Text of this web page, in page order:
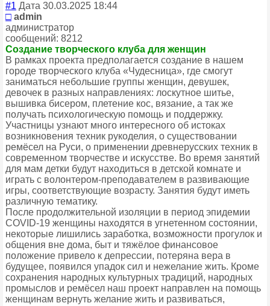
#1 Дата 30.03.2025 18:44
□ admin
администратор
сообщений: 8212
Создание творческого клуба для женщин
В рамках проекта предполагается создание в нашем
городе творческого клуба «Чудесница», где смогут
заниматься небольшие группы женщин, девушек,
девочек в разных направлениях: лоскутное шитье,
вышивка бисером, плетение кос, вязание, а так же
получать психологическую помощь и поддержку.
Участницы узнают много интересного об истоках
возникновения техник рукоделия, о существовании
ремёсел на Руси, о применении древнерусских техник в
современном творчестве и искусстве. Во время занятий
для мам детки будут находиться в детской комнате и
играть с волонтером-преподавателем в развивающие
игры, соответствующие возрасту. Занятия будут иметь
различную тематику.
После продолжительной изоляции в период эпидемии
COVID-19 женщины находятся в угнетенном состоянии,
некоторые лишились заработка, возможности прогулок и
общения вне дома, быт и тяжёлое финансовое
положение привело к депрессии, потеряна вера в
будущее, появился упадок сил и нежелание жить. Кроме
сохранения народных культурных традиций, народных
промыслов и ремёсел наш проект направлен на помощь
женщинам вернуть желание жить и развиваться,